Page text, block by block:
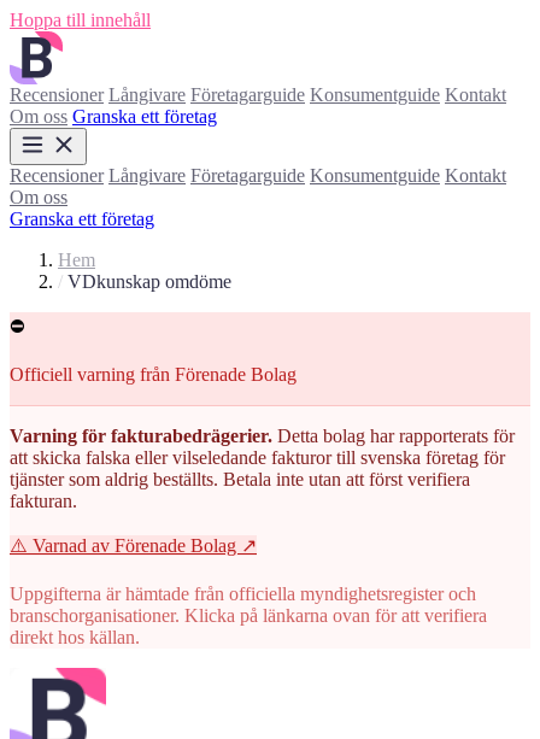
Hoppa till innehåll
Recensioner Långivare Företagarguide Konsumentguide Kontakt
Om oss Granska ett företag
Recensioner Långivare Företagarguide Konsumentguide Kontakt
Om oss
Granska ett företag
Hem
/ VDkunskap omdöme
⛔
Officiell varning från Förenade Bolag
Varning för fakturabedrägerier. Detta bolag har rapporterats för
att skicka falska eller vilseledande fakturor till svenska företag för
tjänster som aldrig beställts. Betala inte utan att först verifiera
fakturan.
⚠️ Varnad av Förenade Bolag ↗
Uppgifterna är hämtade från officiella myndighetsregister och
branschorganisationer. Klicka på länkarna ovan för att verifiera
direkt hos källan.